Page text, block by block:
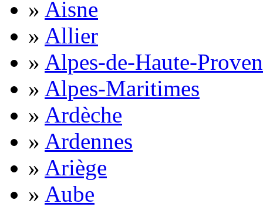
» Aisne
» Allier
» Alpes-de-Haute-
» Alpes-Maritimes
» Ardèche
» Ardennes
» Ariège
» Aube